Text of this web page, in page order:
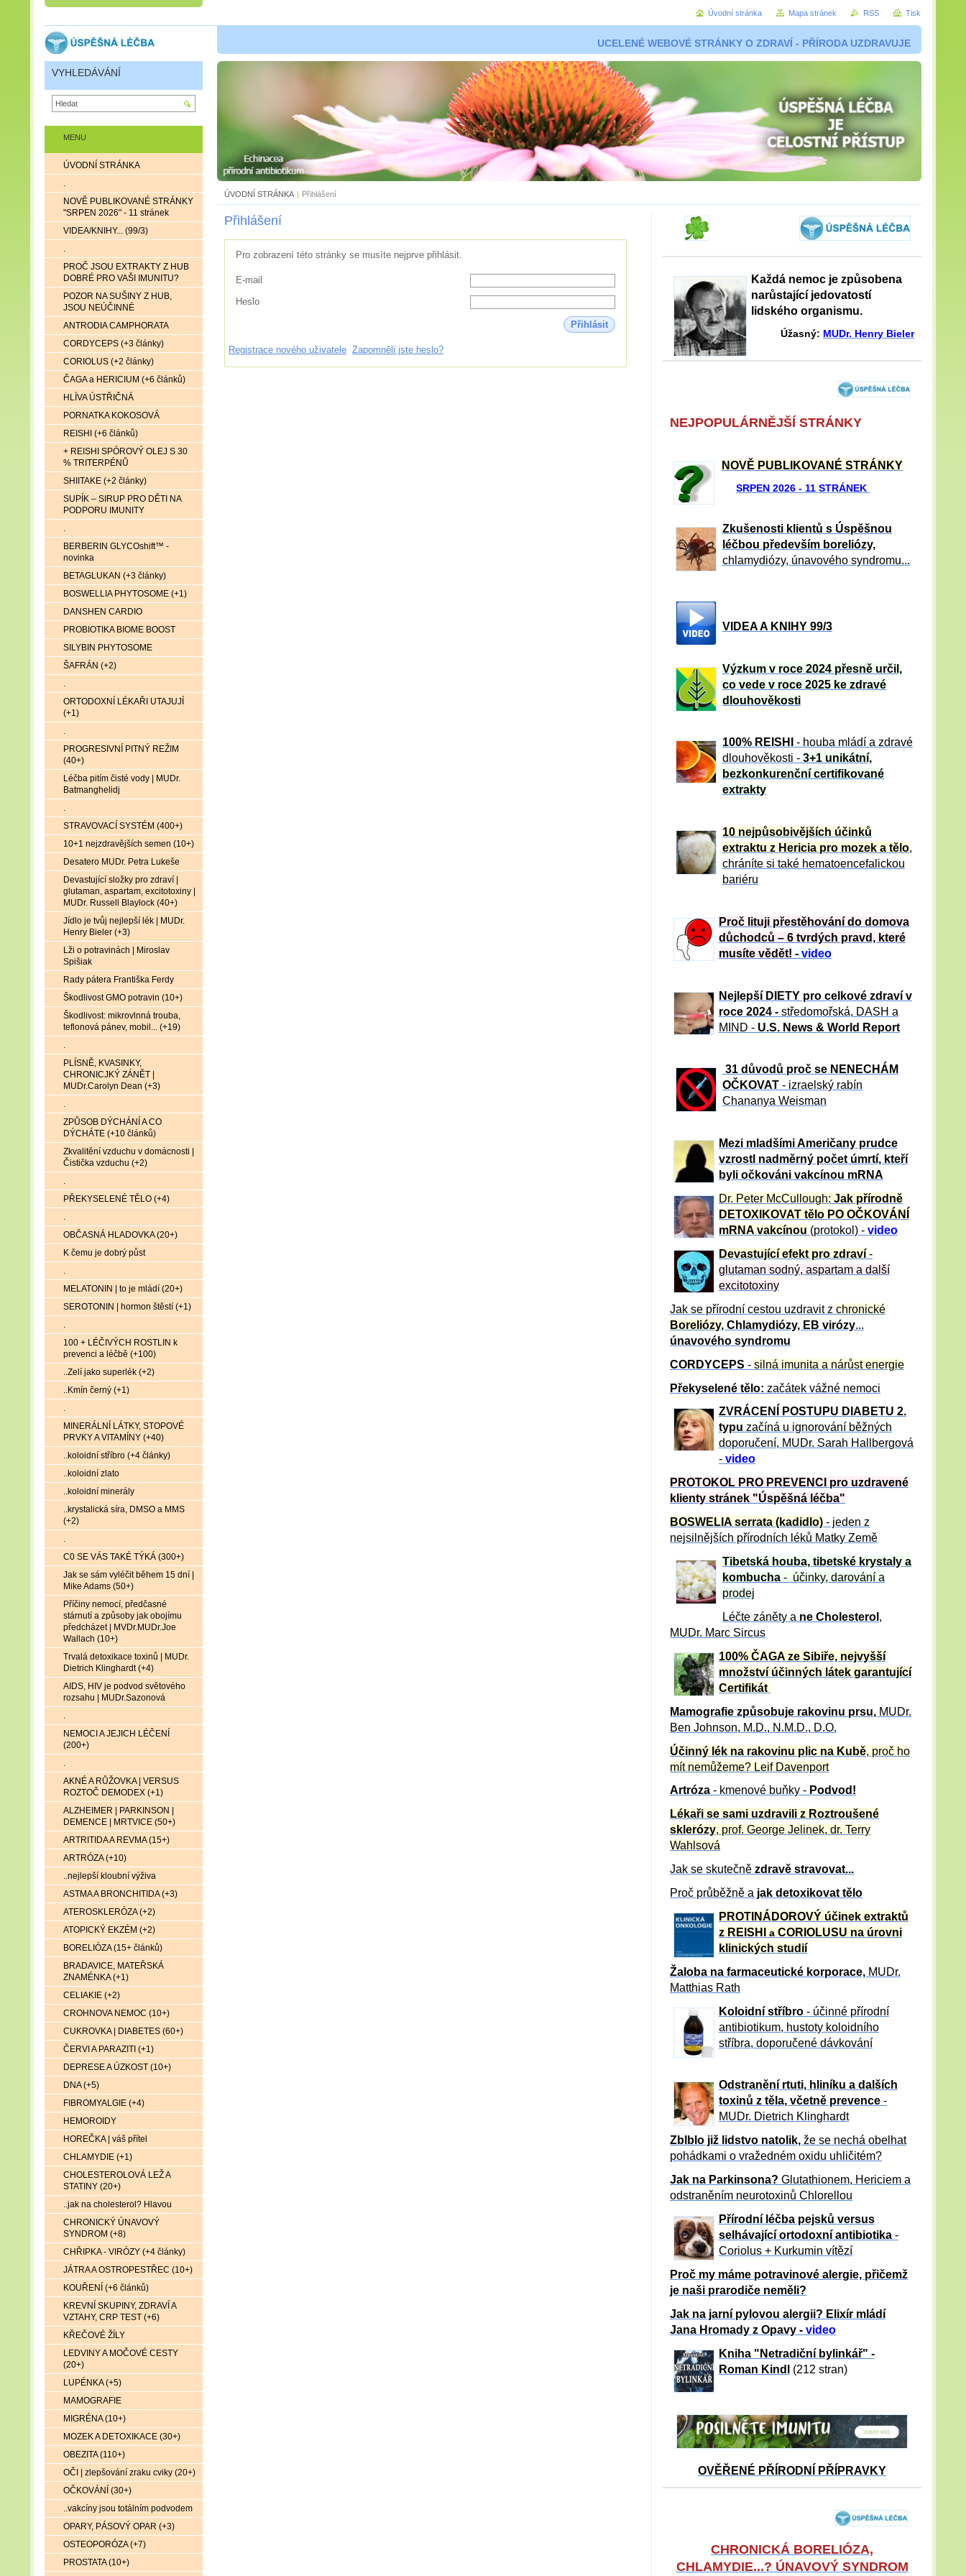
UCELENÉ WEBOVÉ STRÁNKY O ZDRAVÍ - PŘÍRODA UZDRAVUJE
ÚVODNÍ STRÁNKA | Přihlášení
Přihlášení
Pro zobrazení této stránky se musíte nejprve přihlásit.
E-mail
Heslo
Přihlásit
Registrace nového uživatele Zapomněli jste heslo?
Každá nemoc je způsobena
narůstající jedovatostí
lidského organismu.
Úžasný: MUDr. Henry Bieler
NEJPOPULÁRNĚJŠÍ STRÁNKY
NOVĚ PUBLIKOVANÉ STRÁNKY
SRPEN 2026 - 11 STRÁNEK
Zkušenosti klientů s Úspěšnou
léčbou především boreliózy,
chlamydiózy, únavového syndromu...
VIDEA A KNIHY 99/3
Výzkum v roce 2024 přesně určil,
co vede v roce 2025 ke zdravé
dlouhověkosti
100% REISHI
- houba mládí a zdravé
dlouhověkosti - 3+1 unikátní,
bezkonkurenční certifikované
extrakty
10 nejpůsobivějších účinků
extraktu z Hericia pro mozek a tělo,
chráníte si také hematoencefalickou
bariéru
Proč lituji přestěhování do domova
důchodců – 6 tvrdých pravd, které
musíte vědět! - video
Nejlepší DIETY pro celkové zdraví v
roce 2024 - středomořská, DASH a
MIND - U.S. News & World Report
31 důvod ů proč se NENECHÁM
OČKOVAT - izraelský rabín
Chananya Weisman
Mezi mladšími Američany prudce
vzrostl nadměrný počet úmrtí, kteří
byli očkováni vakcínou mRNA
Dr. Peter McCullough: Jak přírodně
DETOXIKOVAT tělo PO OČKOVÁNÍ
mRNA vakcínou (protokol) - video
Devastující efekt pro zdraví-
glutaman sodný, aspartam a další
excitotoxiny
Jak se přírodní cestou uzdravit z chronické
Boreliózy, Chlamydiózy, EB virózy...
únavového syndromu
CORDYCEPS - silná imunita a nárůst energie
Překyselené tělo: začátek vážné nemoci
ZVRÁCE NÍ POSTUPU DIABETU 2.
typu začíná u ignorování běžných
doporučení, MUDr. Sarah Hallbergová
- video
PROTOKOL PRO PREVENCI pro uzdravené
klienty stránek "Úspěšná léčba"
BOSWELIA serrata (kadidlo) - jeden z
nejsilnějších přírodních léků Matky Země
Tibetská houba, tibetské krystaly a
kombucha - účinky, darování a
prodej
Léčte záněty a ne Cholesterol ,
MUDr. Marc Sircus
100% ČAGA ze Sibiře, nejvyšší
množství účinných látek garantující
Certifikát
Mamografie způsobuje rakovinu prsu, MUDr.
Ben Johnson, M.D., N.M.D., D.O.
Účinný lék na rakovinu plic na Kubě, proč ho
mít nemůžeme? Leif Davenport
Artróza - kmenové buňky - Podvod!
Lékaři se sami uzdravili z Roztroušené
sklerózy, prof. George Jelinek, dr. Terry
Wahlsová
Jak se skutečně zdravě stravovat...
Proč průběžně a jak detoxikovat tělo
PROTINÁDOROVÝ účinek extraktů
z REISHI a CORIOLUSU na úrovni
klinických studií
Žaloba na farmaceutické korporace, MUDr.
Matthias Rath
Koloidní stříbro- účinné přírodní
antibiotikum, hustoty koloidního
stříbra, doporučené dávkování
Odstranění rtuti, hliníku a dalších
toxinů z těla, včetně prevence -
MUDr. Dietrich Klinghardt
Zblblo již lidstvo natolik, že se nechá obelhat
pohádkami o vražedném oxidu uhličitém?
Jak na Parkinsona? Glutathionem, Hericiem a
odstraněním neurotoxinů Chlorellou
Přírodní léčba pejsků versus
selhávající ortodoxní antibiotika -
Coriolus + Kurkumin vítězí
Proč my máme potravinové alergie, přičemž
je naši prarodiče neměli?
Jak na jarní pylovou alergii? Elixír mládí
Jana Hromady z Opavy - video
Kniha "Netradiční bylinkář" -
Roman Kindl
(212 stran)
OVĚŘENÉ PŘÍRODNÍ PŘÍPRAVKY
CHRONICKÁ BORELIÓZA,
CHLAMYDIE...? ÚNAVOVÝ SYNDROM
MENU
ÚVODNÍ STRÁNKA
.
NOVĚ PUBLIKOVANÉ STRÁNKY
"SRPEN 2026" - 11 stránek
VIDEA/KNIHY... (99/3)
.
PROČ JSOU EXTRAKTY Z HUB
DOBRÉ PRO VAŠI IMUNITU?
POZOR NA SUŠINY Z HUB,
JSOU NEÚČINNÉ
ANTRODIA CAMPHORATA
CORDYCEPS (+3 články)
CORIOLUS (+2 články)
ČAGA a HERICIUM (+6 článků)
HLÍVA ÚSTŘIČNÁ
PORNATKA KOKOSOVÁ
REISHI (+6 článků)
+ REISHI SPÓROVÝ OLEJ S 30
% TRITERPÉNŮ
SHIITAKE (+2 články)
SUPÍK – SIRUP PRO DĚTI NA
PODPORU IMUNITY
.
BERBERIN GLYCOshift™ -
novinka
BETAGLUKAN (+3 články)
BOSWELLIA PHYTOSOME (+1)
DANSHEN CARDIO
PROBIOTIKA BIOME BOOST
SILYBIN PHYTOSOME
ŠAFRÁN (+2)
.
ORTODOXNÍ LÉKAŘI UTAJUJÍ
(+1)
.
PROGRESIVNÍ PITNÝ REŽIM
(40+)
Léčba pitím čisté vody | MUDr.
Batmanghelidj
.
STRAVOVACÍ SYSTÉM (400+)
10+1 nejzdravějších semen (10+)
Desatero MUDr. Petra Lukeše
Devastující složky pro zdraví |
glutaman, aspartam, excitotoxiny |
MUDr. Russell Blaylock (40+)
Jídlo je tvůj nejlepší lék | MUDr.
Henry Bieler (+3)
Lži o potravinách | Miroslav
Spišiak
Rady pátera Františka Ferdy
Škodlivost GMO potravin (10+)
Škodlivost: mikrovlnná trouba,
teflonová pánev, mobil... (+19)
.
PLÍSNĚ, KVASINKY,
CHRONICJKÝ ZÁNĚT |
MUDr.Carolyn Dean (+3)
.
ZPŮSOB DÝCHÁNÍ A CO
DÝCHÁTE (+10 článků)
Zkvalitění vzduchu v domácnosti |
Čistička vzduchu (+2)
.
PŘEKYSELENÉ TĚLO (+4)
.
OBČASNÁ HLADOVKA (20+)
K čemu je dobrý půst
.
MELATONIN | to je mládí (20+)
SEROTONIN | hormon štěstí (+1)
.
100 + LÉČIVÝCH ROSTLIN k
prevenci a léčbě (+100)
..Zelí jako superlék (+2)
..Kmín černý (+1)
.
MINERÁLNÍ LÁTKY, STOPOVÉ
PRVKY A VITAMÍNY (+40)
..koloidní stříbro (+4 články)
..koloidní zlato
..koloidní minerály
..krystalická síra, DMSO a MMS
(+2)
.
C0 SE VÁS TAKÉ TÝKÁ (300+)
Jak se sám vyléčit během 15 dní |
Mike Adams (50+)
Příčiny nemocí, předčasné
stárnutí a způsoby jak obojímu
předcházet | MVDr.MUDr.Joe
Wallach (10+)
Trvalá detoxikace toxinů | MUDr.
Dietrich Klinghardt (+4)
AIDS, HIV je podvod světového
rozsahu | MUDr.Sazonová
.
NEMOCI A JEJICH LÉČENÍ
(200+)
.
AKNÉ A RŮŽOVKA | VERSUS
ROZTOČ DEMODEX (+1)
ALZHEIMER | PARKINSON |
DEMENCE | MRTVICE (50+)
ARTRITIDA A REVMA (15+)
ARTRÓZA (+10)
..nejlepší kloubní výživa
ASTMA A BRONCHITIDA (+3)
ATEROSKLERÓZA (+2)
ATOPICKÝ EKZÉM (+2)
BORELIÓZA (15+ článků)
BRADAVICE, MATEŘSKÁ
ZNAMÉNKA (+1)
CELIAKIE (+2)
CROHNOVA NEMOC (10+)
CUKROVKA | DIABETES (60+)
ČERVI A PARAZITI (+1)
DEPRESE A ÚZKOST (10+)
DNA (+5)
FIBROMYALGIE (+4)
HEMOROIDY
HOREČKA | váš přítel
CHLAMYDIE (+1)
CHOLESTEROLOVÁ LEŽ A
STATINY (20+)
..jak na cholesterol? Hlavou
CHRONICKÝ ÚNAVOVÝ
SYNDROM (+8)
CHŘIPKA - VIRÓZY (+4 články)
JÁTRA A OSTROPESTŘEC (10+)
KOUŘENÍ (+6 článků)
KREVNÍ SKUPINY, ZDRAVÍ A
VZTAHY, CRP TEST (+6)
KŘEČOVÉ ŽÍLY
LEDVINY A MOČOVÉ CESTY
(20+)
LUPÉNKA (+5)
MAMOGRAFIE
MIGRÉNA (10+)
MOZEK A DETOXIKACE (30+)
OBEZITA (110+)
OČI | zlepšování zraku cviky (20+)
OČKOVÁNÍ (30+)
..vakcíny jsou totálním podvodem
OPARY, PÁSOVÝ OPAR (+3)
OSTEOPORÓZA (+7)
PROSTATA (10+)
VYHLEDÁVÁNÍ
Úvodní stránka Mapa stránek RSS Tisk